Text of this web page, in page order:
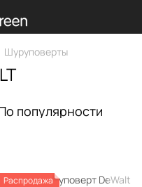
Шуруповерты
популярности
Распродажа